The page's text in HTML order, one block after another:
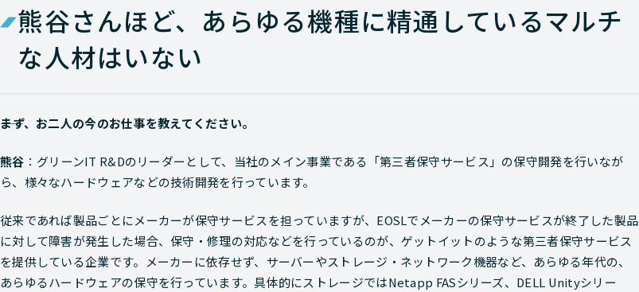
熊谷さんほど、あらゆる機種に精通しているマルチ
な人材はいない
――まず、お二人の今のお仕事を教えてください。
熊谷 ：グリーンIT R&Dのリーダーとして、当社のメイン事業である「第三者保守サービス」の保守開発を行いなが
ら、様々なハードウェアなどの技術開発を行っています。
従来であれば製品ごとにメーカーが保守サービスを担っていますが、EOSLでメーカーの保守サービスが終了した製品
に対して障害が発生した場合、保守・修理の対応などを行っているのが、ゲットイットのような第三者保守サービス
を提供している企業です。メーカーに依存せず、サーバーやストレージ・ネットワーク機器など、あらゆる年代の、
あらゆるハードウェアの保守を行っています。具体的にストレージではNetapp FASシリーズ、DELL Unityシリー